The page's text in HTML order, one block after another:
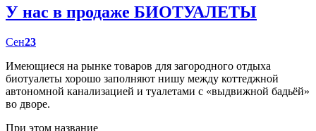
У нас в продаже БИОТУАЛЕТЫ
Сен23
Имеющиеся на рынке товаров для загородного отдыха
биотуалеты хорошо заполняют нишу между коттеджной
автономной канализацией и туалетами с «выдвижной бадьёй»
во дворе.
При этом название